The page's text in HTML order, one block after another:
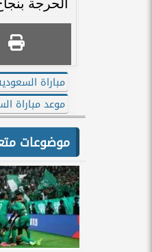
مباراة
موعد مباراة
موضوعات